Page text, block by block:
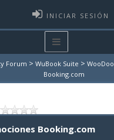
INICIAR SESIÓN
Forum > WuBook Suite > WooDoo
Booking.com
Booking.com